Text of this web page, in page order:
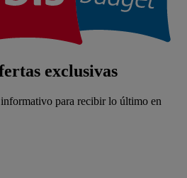
exclusivas
para recibir lo último en